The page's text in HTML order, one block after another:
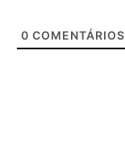
0 COMENTÁRIOS